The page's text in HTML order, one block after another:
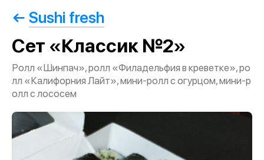
Sushi fresh
Сет «Классик №2»
Ролл «Шинпач», ролл «Филадельфия в креветке», ро
лл «Калифорния Лайт», мини-ролл с огурцом, мини-р
олл с лососем